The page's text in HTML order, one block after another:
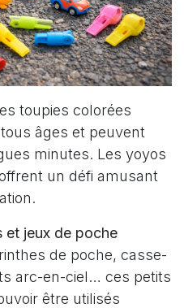
toupies colorées
âges et peuvent
minutes. Les yoyos
un défi amusant
et jeux de poche
de poche, casse-
arc-en-ciel… ces petits
être utilisés